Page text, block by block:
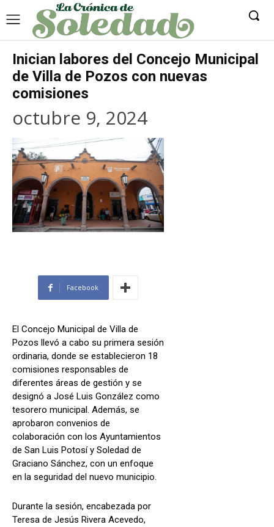
Inician labores del Concejo Municipal
de Villa de Pozos con nuevas
comisiones
octubre 9, 2024
Facebook
El Concejo Municipal de Villa de
Pozos llevó a cabo su primera sesión
ordinaria, donde se establecieron 18
comisiones responsables de
diferentes áreas de gestión y se
designó a José Luis González como
tesorero municipal. Además, se
aprobaron convenios de
colaboración con los Ayuntamientos
de San Luis Potosí y Soledad de
Graciano Sánchez, con un enfoque
en la seguridad del nuevo municipio.
Durante la sesión, encabezada por
Teresa de Jesús Rivera Acevedo,